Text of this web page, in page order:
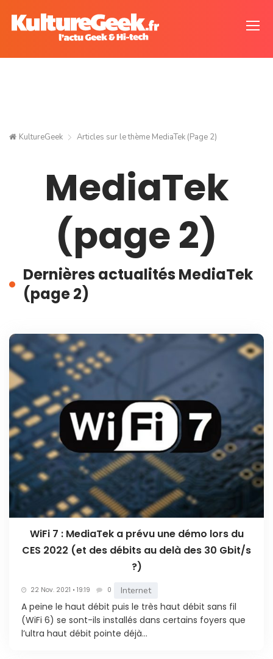
KultureGeek Articles sur le thème MediaTek (Page 2)
MediaTek
(page 2)
Dernières actualités MediaTek
(page 2)
WiFi 7 : MediaTek a prévu une démo lors du
CES 2022 (et des débits au delà des 30 Gbit/s
?)
22 Nov. 2021 • 19:19 0 Internet
A peine le haut débit puis le très haut débit sans fil
(WiFi 6) se sont-ils installés dans certains foyers que
l’ultra haut débit pointe déjà...